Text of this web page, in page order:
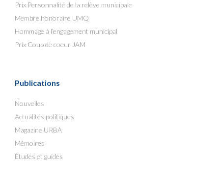
Prix Personnalité de la relève municipale
Membre honoraire UMQ
Hommage à l’engagement municipal
Prix Coup de coeur JAM
Publications
Nouvelles
Actualités politiques
Magazine URBA
Mémoires
Études et guides